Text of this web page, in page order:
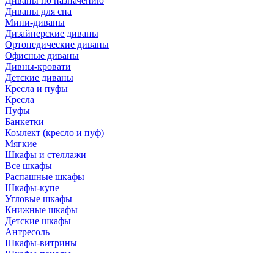
Диваны для сна
Мини-диваны
Дизайнерские диваны
Ортопедические диваны
Офисные диваны
Дивны-кровати
Детские диваны
Кресла и пуфы
Кресла
Пуфы
Банкетки
Комлект (кресло и пуф)
Мягкие
Шкафы и стеллажи
Все шкафы
Распашные шкафы
Шкафы-купе
Угловые шкафы
Книжные шкафы
Детские шкафы
Антресоль
Шкафы-витрины